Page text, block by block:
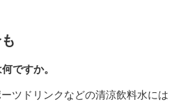
ですか。
ツドリンクなどの清涼飲料水には